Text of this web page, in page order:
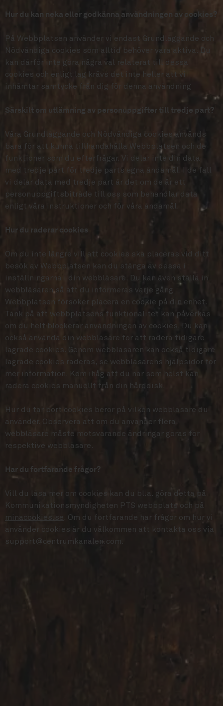
Hur du kan neka eller godkänna användningen av cookies?
På Webbplatsen använder vi endast Grundläggande och
Nödvändiga cookies som alltid behöver vara aktiva. Du
kan därför inte göra några val relaterat till dessa
cookies och enligt lag krävs det inte heller att vi
inhämtar samtycke från dig för denna användning
Särskilt om utlämning av personuppgifter till tredje part?
Våra Grundläggande och Nödvändiga cookies används
bara för att kunna tillhandahålla Webbplatsen och de
funktioner som du efterfrågar. Vi delar inte din data
med tredje part för tredje parts egna ändamål. I de fall
vi delar data med tredje part är det om de är ett
personuppgiftsbiträde till oss som behandlar data
enligt våra instruktioner och för våra ändamål.
Hur du raderar cookies
Om du inte längre vill att cookies ska placeras vid ditt
besök av Webbplatsen kan du stänga av dessa i
inställningarna i din webbläsare. Du kan även ställa in
webbläsaren så att du informeras varje gång
Webbplatsen försöker placera en cookie på din enhet.
Tänk på att webbplatsens funktionalitet kan påverkas
om du helt blockerar användningen av cookies. Du kan
också använda din webbläsare för att radera tidigare
lagrade cookies. Genom webbläsaren kan också tidigare
lagrade cookies raderas, se webbläsarens hjälpsidor för
mer information. Kom ihåg att du när som helst kan
radera cookies manuellt från din hårddisk.
Hur du tar bort cookies beror på vilken webbläsare du
använder. Observera att om du använder flera
webbläsare måste motsvarande ändringar göras för
respektive webbläsare.
Har du fortfarande frågor?
Vill du läsa mer om cookies kan du bl.a. göra detta på
Kommunikationsmyndigheten PTS webbplats och på
minacookies.se. Om du fortfarande har frågor om hur vi
använder cookies är du välkommen att kontakta oss via
support@centrumkanalen.com.